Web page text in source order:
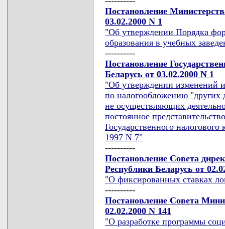
Постановление
03.02.2000 N 1
"Об утверждении Порядка
образования в учебных
----------
Постановление
Беларусь от 03.02.2000 N 1
"Об утверждении изменений
по налогообложению
не осуществляющих
постоянное
Государственного
1997 N 7"
----------
Постановление Совета
Республики Беларусь от
"О фиксированных ставках
----------
Постановление Совета
02.02.2000 N 141
"О разработке программы